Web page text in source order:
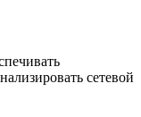
сетевой